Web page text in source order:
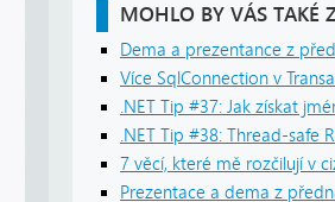
MOHLO BY VÁS TAKÉ
Dema a prezentance z
Více SqlConnection v
.NET Tip #37: Jak získat
.NET Tip #38: Thread-safe
7 věcí, které mě rozčilují v
Prezentace a dema z